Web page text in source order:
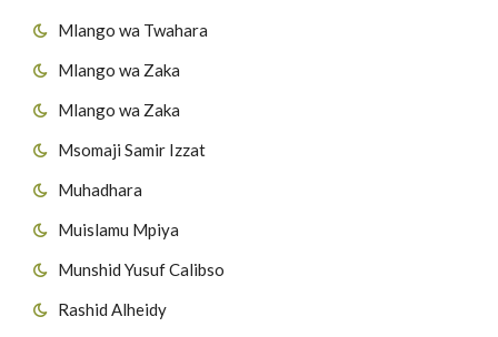
Mlango wa Twahara
Mlango wa Zaka
Mlango wa Zaka
Msomaji Samir Izzat
Muhadhara
Muislamu Mpiya
Munshid Yusuf Calibso
Rashid Alheidy